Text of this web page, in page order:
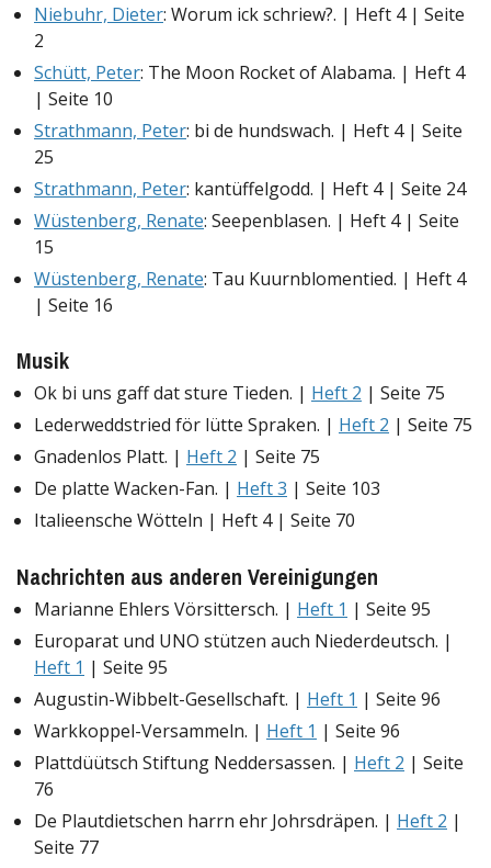
Niebuhr, Dieter: Worum ick schriew?. | Heft 4 | Seite
2
Schütt, Peter: The Moon Rocket of Alabama. | Heft 4
| Seite 10
Strathmann, Peter: bi de hundswach. | Heft 4 | Seite
25
Strathmann, Peter: kantüffelgodd. | Heft 4 | Seite 24
Wüstenberg, Renate: Seepenblasen. | Heft 4 | Seite
15
Wüstenberg, Renate: Tau Kuurnblomentied. | Heft 4
| Seite 16
Musik
Ok bi uns gaff dat sture Tieden. | Heft 2 | Seite 75
Lederweddstried för lütte Spraken. | Heft 2 | Seite 75
Gnadenlos Platt. | Heft 2 | Seite 75
De platte Wacken-Fan. | Heft 3 | Seite 103
Italieensche Wötteln | Heft 4 | Seite 70
Nachrichten aus anderen Vereinigungen
Marianne Ehlers Vörsittersch. | Heft 1 | Seite 95
Europarat und UNO stützen auch Niederdeutsch. |
Heft 1 | Seite 95
Augustin-Wibbelt-Gesellschaft. | Heft 1 | Seite 96
Warkkoppel-Versammeln. | Heft 1 | Seite 96
Plattdüütsch Stiftung Neddersassen. | Heft 2 | Seite
76
De Plautdietschen harrn ehr Johrsdräpen. | Heft 2 |
Seite 77